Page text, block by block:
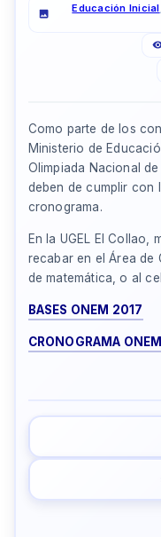
Educación Inicial
Como parte de los
Ministerio de
Olimpiada Nacional de
deben de cumplir con
cronograma.
En la UGEL El Collao,
recabar en el Área de
de matemática, o al
BASES ONEM 2017
CRONOGRAMA